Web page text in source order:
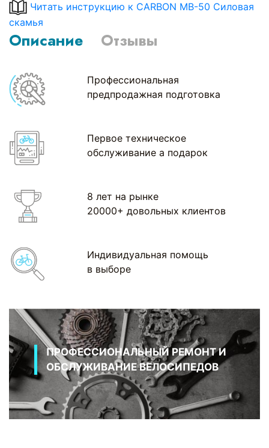
Читать инструкцию к CARBON MB-50 Силовая
скамья
Описание Отзывы
Профессиональная
предпродажная подготовка
Первое техническое
обслуживание а подарок
8 лет на рынке
20000+ довольных клиентов
Индивидуальная помощь
в выборе
ПРОФЕССИОНАЛЬНЫЙ РЕМОНТ И
ОБСЛУЖИВАНИЕ ВЕЛОСИПЕДОВ